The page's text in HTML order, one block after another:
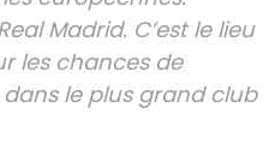
Madrid. C’est le lieu
les chances de
le plus grand club